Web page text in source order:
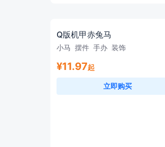
Q版机甲赤兔马
小马 摆件 手办 装饰
¥11.97起
立即购买